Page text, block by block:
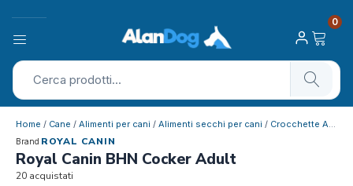
0
Home / Cane / Alimenti per cani / Alimenti secchi per cani / Crocchette Adulto
Brand ROYAL CANIN
Royal Canin BHN Cocker Adult
20 acquistati